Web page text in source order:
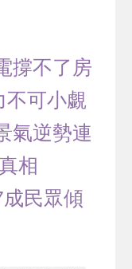
撐不了房
可小覷
氣逆勢連
相
民眾傾